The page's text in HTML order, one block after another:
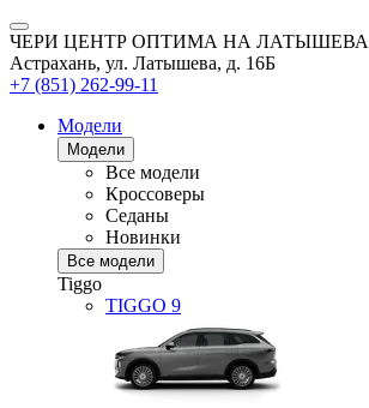
ЧЕРИ ЦЕНТР ОПТИМА НА ЛАТЫШЕВА
Астрахань, ул. Латышева, д. 16Б
+7 (851) 262-99-11
Модели
Модели
Все модели
Кроссоверы
Седаны
Новинки
Все модели
Tiggo
TIGGO 9